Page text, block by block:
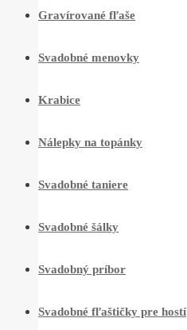
Gravírované fľaše
Svadobné menovky
Krabice
Nálepky na topánky
Svadobné taniere
Svadobné šálky
Svadobný príbor
Svadobné fľaštičky pre hostí